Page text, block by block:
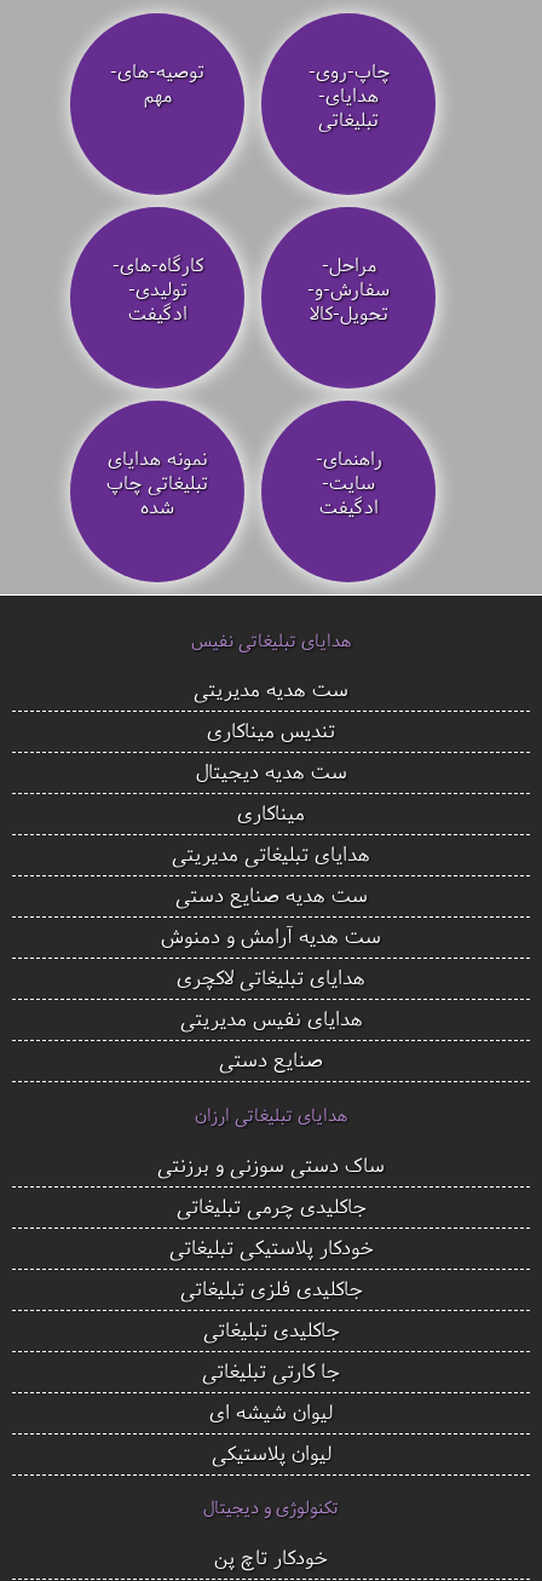
چاپ-روی-
هدایای-
تبلیغاتی
توصیه‌-های-
مهم
مراحل-
سفارش-و-
تحویل-کالا
کارگاه-های-
تولیدی-
ادگیفت
راهنمای-
سایت-
ادگیفت
نمونه هدایای
تبلیغاتی چاپ
شده
هدایای تبلیغاتی نفیس
ست هدیه مدیریتی
تندیس میناکاری
ست هدیه دیجیتال
میناکاری
هدایای تبلیغاتی مدیریتی
ست هدیه صنایع دستی
ست هدیه آرامش و دمنوش
هدایای تبلیغاتی لاکچری
هدایای نفیس مدیریتی
صنایع دستی
هدایای تبلیغاتی ارزان
ساک دستی سوزنی و برزنتی
جاکلیدی چرمی تبلیغاتی
خودکار پلاستیکی تبلیغاتی
جاکلیدی فلزی تبلیغاتی
جاکلیدی تبلیغاتی
جا کارتی تبلیغاتی
لیوان شیشه ای
لیوان پلاستیکی
تکنولوژی و دیجیتال
خودکار تاچ پن